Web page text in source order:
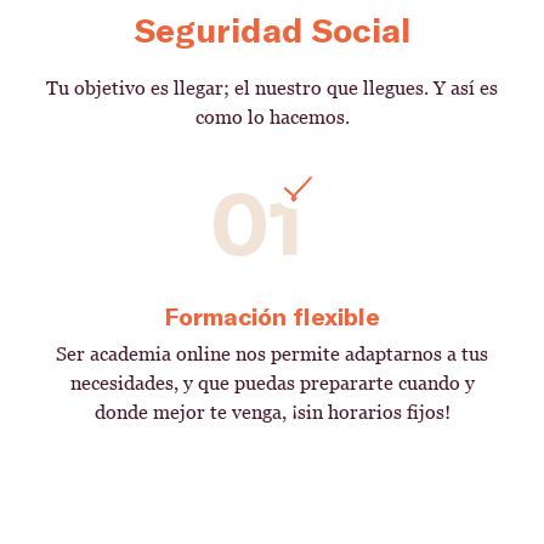
Seguridad Social
Tu objetivo es llegar; el nuestro que llegues. Y así es
como lo hacemos.
01
Formación flexible
Ser academia online nos permite adaptarnos a tus
necesidades, y que puedas prepararte cuando y
donde mejor te venga, ¡sin horarios fijos!